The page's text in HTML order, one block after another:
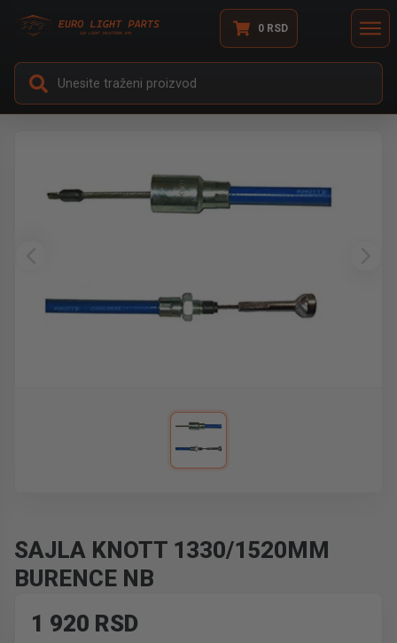
0 RSD
SAJLA KNOTT 1330/1520MM
BURENCE NB
1 920 RSD